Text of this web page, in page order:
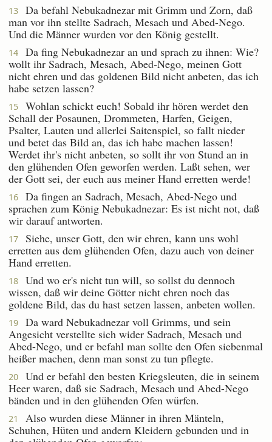
13
Da befahl Nebukadnezar mit Grimm und Zorn, daß
man vor ihn stellte Sadrach, Mesach und Abed-Nego.
Und die Männer wurden vor den König gestellt.
14
Da fing Nebukadnezar an und sprach zu ihnen: Wie?
wollt ihr Sadrach, Mesach, Abed-Nego, meinen Gott
nicht ehren und das goldenen Bild nicht anbeten, das ich
habe setzen lassen?
15
Wohlan schickt euch! Sobald ihr hören werdet den
Schall der Posaunen, Drommeten, Harfen, Geigen,
Psalter, Lauten und allerlei Saitenspiel, so fallt nieder
und betet das Bild an, das ich habe machen lassen!
Werdet ihr's nicht anbeten, so sollt ihr von Stund an in
den glühenden Ofen geworfen werden. Laßt sehen, wer
der Gott sei, der euch aus meiner Hand erretten werde!
16
Da fingen an Sadrach, Mesach, Abed-Nego und
sprachen zum König Nebukadnezar: Es ist nicht not, daß
wir darauf antworten.
17
Siehe, unser Gott, den wir ehren, kann uns wohl
erretten aus dem glühenden Ofen, dazu auch von deiner
Hand erretten.
18
Und wo er's nicht tun will, so sollst du dennoch
wissen, daß wir deine Götter nicht ehren noch das
goldene Bild, das du hast setzen lassen, anbeten wollen.
19
Da ward Nebukadnezar voll Grimms, und sein
Angesicht verstellte sich wider Sadrach, Mesach und
Abed-Nego, und er befahl man sollte den Ofen siebenmal
heißer machen, denn man sonst zu tun pflegte.
20
Und er befahl den besten Kriegsleuten, die in seinem
Heer waren, daß sie Sadrach, Mesach und Abed-Nego
bänden und in den glühenden Ofen würfen.
21
Also wurden diese Männer in ihren Mänteln,
Schuhen, Hüten und andern Kleidern gebunden und in